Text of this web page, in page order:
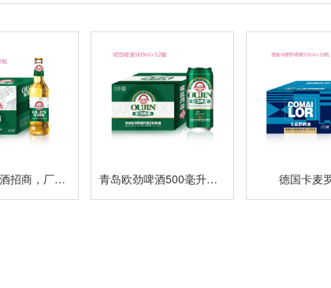
青岛欧劲啤酒招商，厂家出货 青岛欧劲啤酒500毫升系列 德国卡麦